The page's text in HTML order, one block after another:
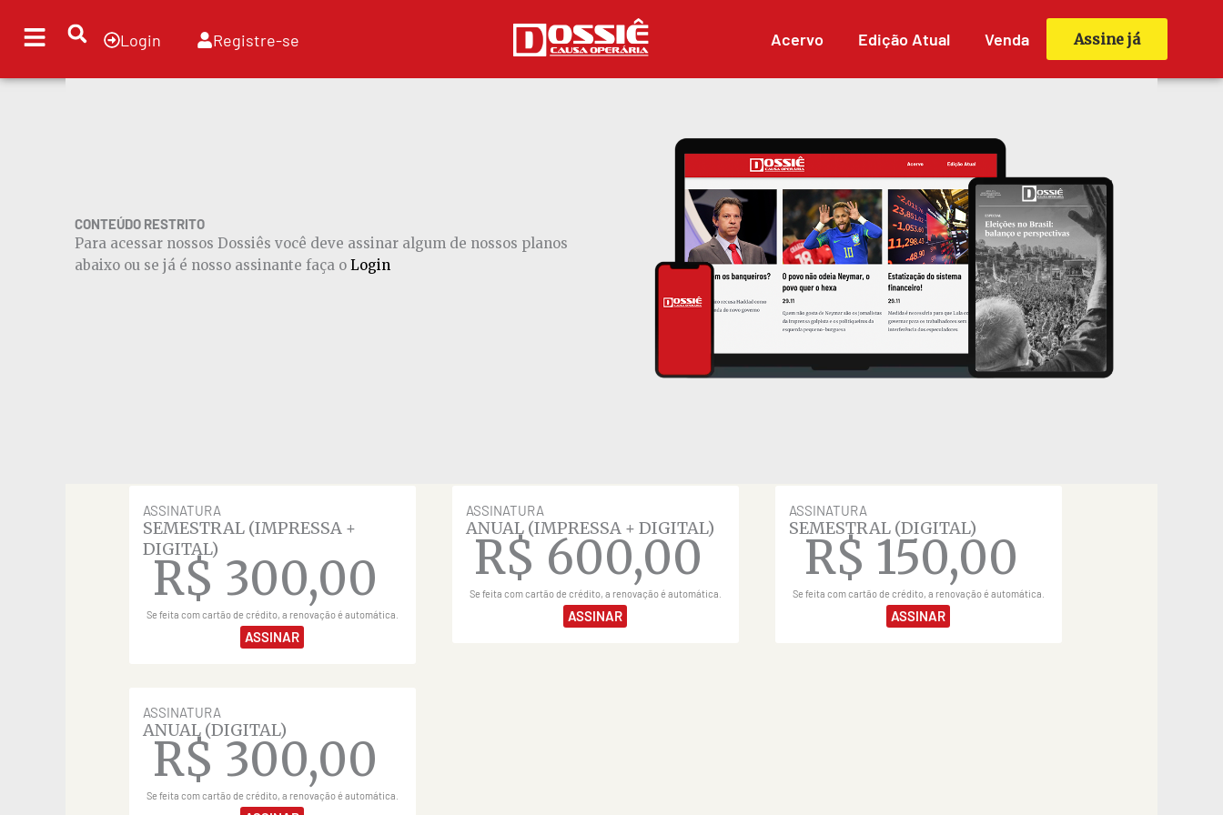
para
conteúdo
Login Registre-se Acervo Edição Atual Venda Assine já
CONTEÚDO RESTRITO
Para acessar nossos Dossiês você deve assinar algum de nossos planos
abaixo ou se já é nosso assinante faça o Login
ASSINATURA
SEMESTRAL (IMPRESSA +
DIGITAL)
R$ 300,00
Se feita com cartão de crédito, a renovação é automática.
ASSINAR
ASSINATURA
ANUAL (IMPRESSA + DIGITAL)
R$ 600,00
Se feita com cartão de crédito, a renovação é automática.
ASSINAR
ASSINATURA
SEMESTRAL (DIGITAL)
R$ 150,00
Se feita com cartão de crédito, a renovação é automática.
ASSINAR
ASSINATURA
ANUAL (DIGITAL)
R$ 300,00
Se feita com cartão de crédito, a renovação é automática.